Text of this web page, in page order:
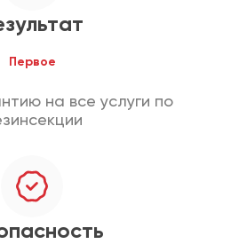
Первое
на все услуги по